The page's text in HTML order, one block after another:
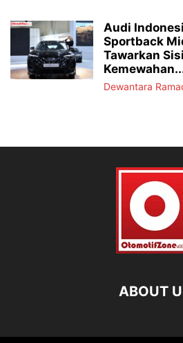
Audi
Sportback
Tawarkan
Dewantara
ABOUT